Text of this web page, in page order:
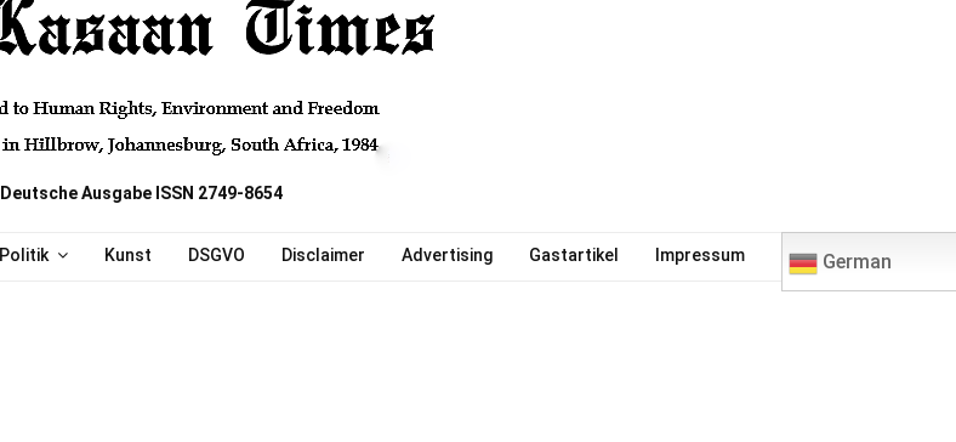
Deutsche Ausgabe ISSN 2749-8654
Politik Kunst DSGVO Disclaimer Advertising Gastartikel Impressum German